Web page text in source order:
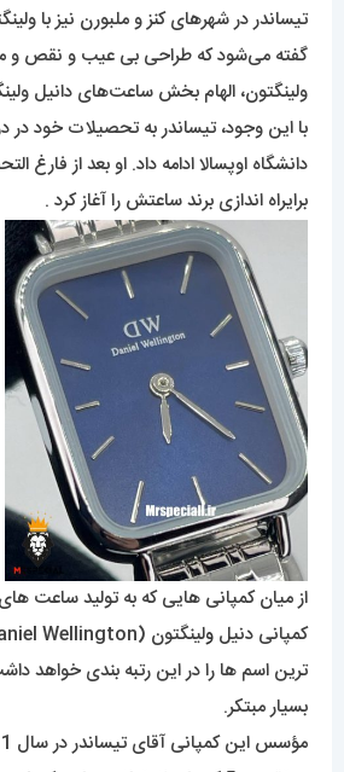
تیساندر در شهرهای کنز و ملبورن نیز با
گفته می‌شود که طراحی بی عیب و نقص و
ولینگتون، الهام بخش ساعت‌های دانیل
با این وجود، تیساندر به تحصیلات خود در
دانشگاه اوپسالا ادامه داد. او بعد از فارغ
برایراه اندازی برند ساعتش را آغاز کرد .
از میان کمپانی هایی که به تولید ساعت
کمپانی دنیل و
ترین اسم ها را در این رتبه بندی خواهد
بسیار مبتکر.